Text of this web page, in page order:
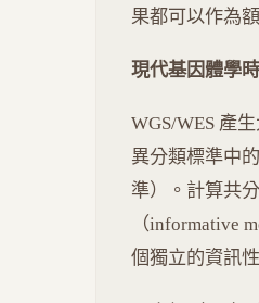
果都可以作為
現代基因體學
WGS/WES 產
異分類標準中
準）。計算共
（informative
個獨立的資訊性